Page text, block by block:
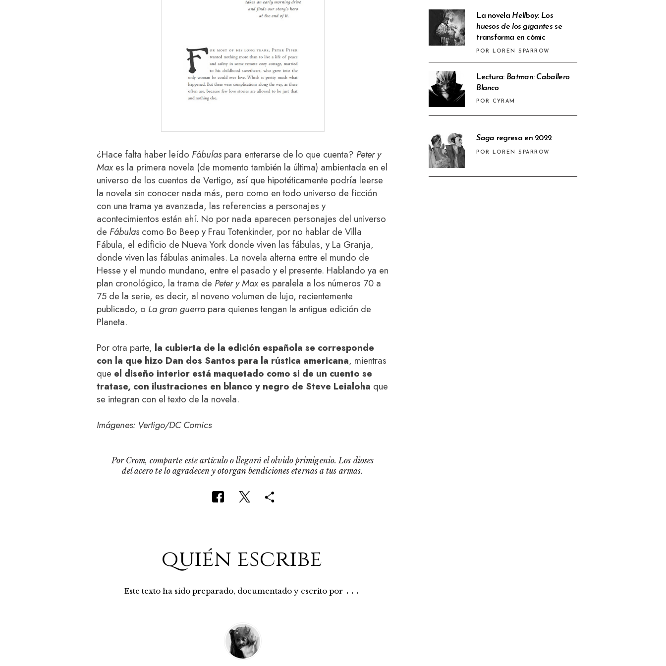
La novela Hellboy: Los
huesos de los gigantesse
transforma en cómic
POR LOREN SPARROW
Lectura: Batman: Caballero
Blanco
POR CYRAM
Saga regresa en 2022
POR LOREN SPARROW
¿Hace falta haber leído Fábulaspara enterarse de lo que cuenta? Peter y
Maxes la primera novela (de momento también la última) ambientada en el
universo de los cuentos de Vertigo, así que hipotéticamente podría leerse
la novela sin conocer nada más, pero como en todo universo de ficción
con una trama ya avanzada, las referencias a personajes y
acontecimientos están ahí. No por nada aparecen personajes del universo
de Fábulascomo Bo Beep y Frau Totenkinder, por no hablar de Villa
Fábula, el edificio de Nueva York donde viven las fábulas, y La Granja,
donde viven las fábulas animales. La novela alterna entre el mundo de
Hesse y el mundo mundano, entre el pasado y el presente. Hablando ya en
plan cronológico, la trama de Peter y Maxes paralela a los números 70 a
75 de la serie, es decir, al noveno volumen de lujo, recientemente
publicado, o La gran guerra para quienes tengan la antigua edición de
Planeta.
Por otra parte, la cubierta de la edición española se corresponde
con la que hizo Dan dos Santos para la rústica americana, mientras
que el diseño interior está maquetado como si de un cuento se
tratase, con ilustraciones en blanco y negro de Steve Leialoha que
se integran con el texto de la novela.
Imágenes: Vertigo/DC Comics
Por Crom, comparte este artículo o llegará el olvido primigenio. Los dioses
del acero te lo agradecen y otorgan bendiciones eternas a tus armas.
quién escribe
Este texto ha sido preparado, documentado y escrito por ...